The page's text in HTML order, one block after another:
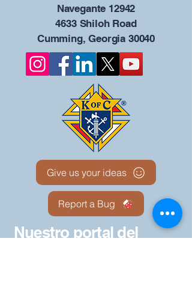
Navegante 12942
4633 Shiloh Road
Cumming, Georgia 30040
Give us your ideas
Report a Bug
Nuestro portal del